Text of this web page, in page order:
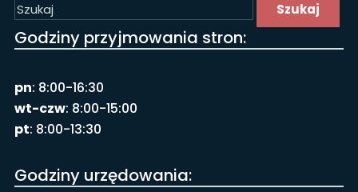
Szukaj
Godziny przyjmowania stron:
pn: 8:00-16:30
wt-czw: 8:00-15:00
pt: 8:00-13:30
Godziny urzędowania: